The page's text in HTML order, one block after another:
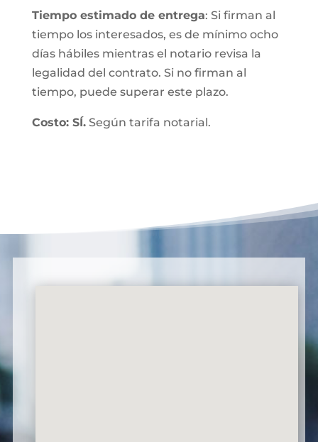
Tiempo estimado de entrega: Si firman al
tiempo los interesados, es de mínimo ocho
días hábiles mientras el notario revisa la
legalidad del contrato. Si no firman al
tiempo, puede superar este plazo.
Costo: SÍ.Según tarifa notarial.